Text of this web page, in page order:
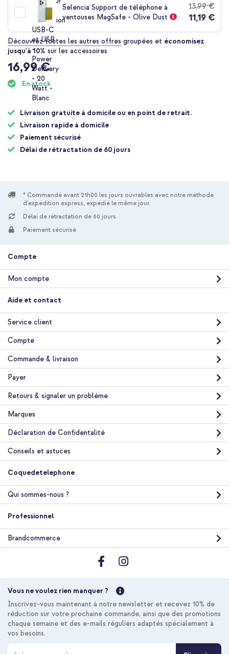
Selencia Support de téléphone à
ventouses MagSafe - Olive Dust
13,99 €
11,19 €
Découvrez toutes les autres offres groupées et économisez
jusqu'à 10% sur les accessoires
16,99 €
En stock
Livraison gratuite à domicile ou en point de retrait.
Livraison rapide à domicile
Paiement sécurisé
Délai de rétractation de 60 jours
Selencia Coque arrière MagSafe Gradient Apple iPhone 17 Pro
- Vert / Brun + Wireless Charger USB-C - Chargeur MagSafe
sans fil - 1 mètre - Blanc
10 % de réduction
Acheter
Livraison
gratuite
Selencia Coque arrière MagSafe Gradient Apple iPhone 17 Pro
- Vert / Brun + Powerbank Vivid 5 000 mAh - MagSafe et Qi -
Desert Gold / Leopard
Acheter
Livraison
gratuite
Selencia Coque arrière MagSafe Gradient Apple iPhone 17 Pro
- Vert / Brun + Protecteur d'écran en verre trempé +
Applicateur Apple iPhone 17 Pro
31,98 € 30,48 €
Acheter
Livraison
gratuite
Selencia Coque arrière MagSafe Gradient Apple iPhone 17 Pro
28,98 € 26,58 €
* Commandé avant 21h00 les jours ouvrables avec notre méthode
d'expédition express, expédié le même jour.
Délai de rétractation de 60 jours
Paiement sécurisé
Compte
Mon compte
Aide et contact
Service client
Compte
Commande & livraison
Payer
Retours & signaler un problème
Marques
Déclaration de Confidentalité
Conseils et astuces
Coquedetelephone
Qui sommes-nous ?
Professionnel
Brandcommerce
Vous ne voulez rien manquer ?
Inscrivez-vous maintenant à notre newsletter et recevez 10% de
réduction sur votre prochaine commande, ainsi que des promotions
chaque semaine et des e-mails réguliers adaptés spécialement à
vos besoins.